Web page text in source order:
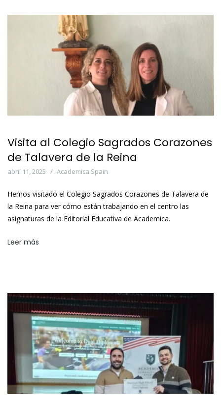
Visita al Colegio Sagrados Corazones
de Talavera de la Reina
abril 11, 2025 Academica Spain
Hemos visitado el Colegio Sagrados Corazones de Talavera de
la Reina para ver cómo están trabajando en el centro las
asignaturas de la Editorial Educativa de Academica.
Leer más